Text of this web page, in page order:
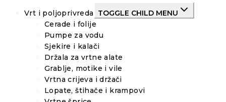
Vrt i poljoprivreda
TOGGLE CHILD MENU
Cerade i folije
Pumpe za vodu
Sjekire i kalači
Držala za vrtne alate
Grablje, motike i vile
Vrtna crijeva i držači
Lopate, štihače i krampovi